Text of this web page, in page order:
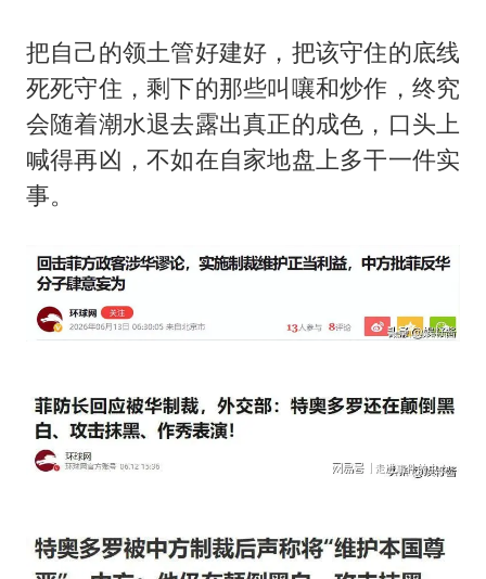
把自己的领土管好建好，把该守住的底线
死死守住，剩下的那些叫嚷和炒作，终究
会随着潮水退去露出真正的成色，口头上
喊得再凶，不如在自家地盘上多干一件实
事。